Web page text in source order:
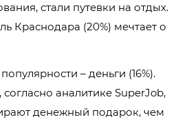
стали путевки на отдых.
Краснодара (20%) мечтает о
– деньги (16%).
аналитике SuperJob,
денежный подарок, чем